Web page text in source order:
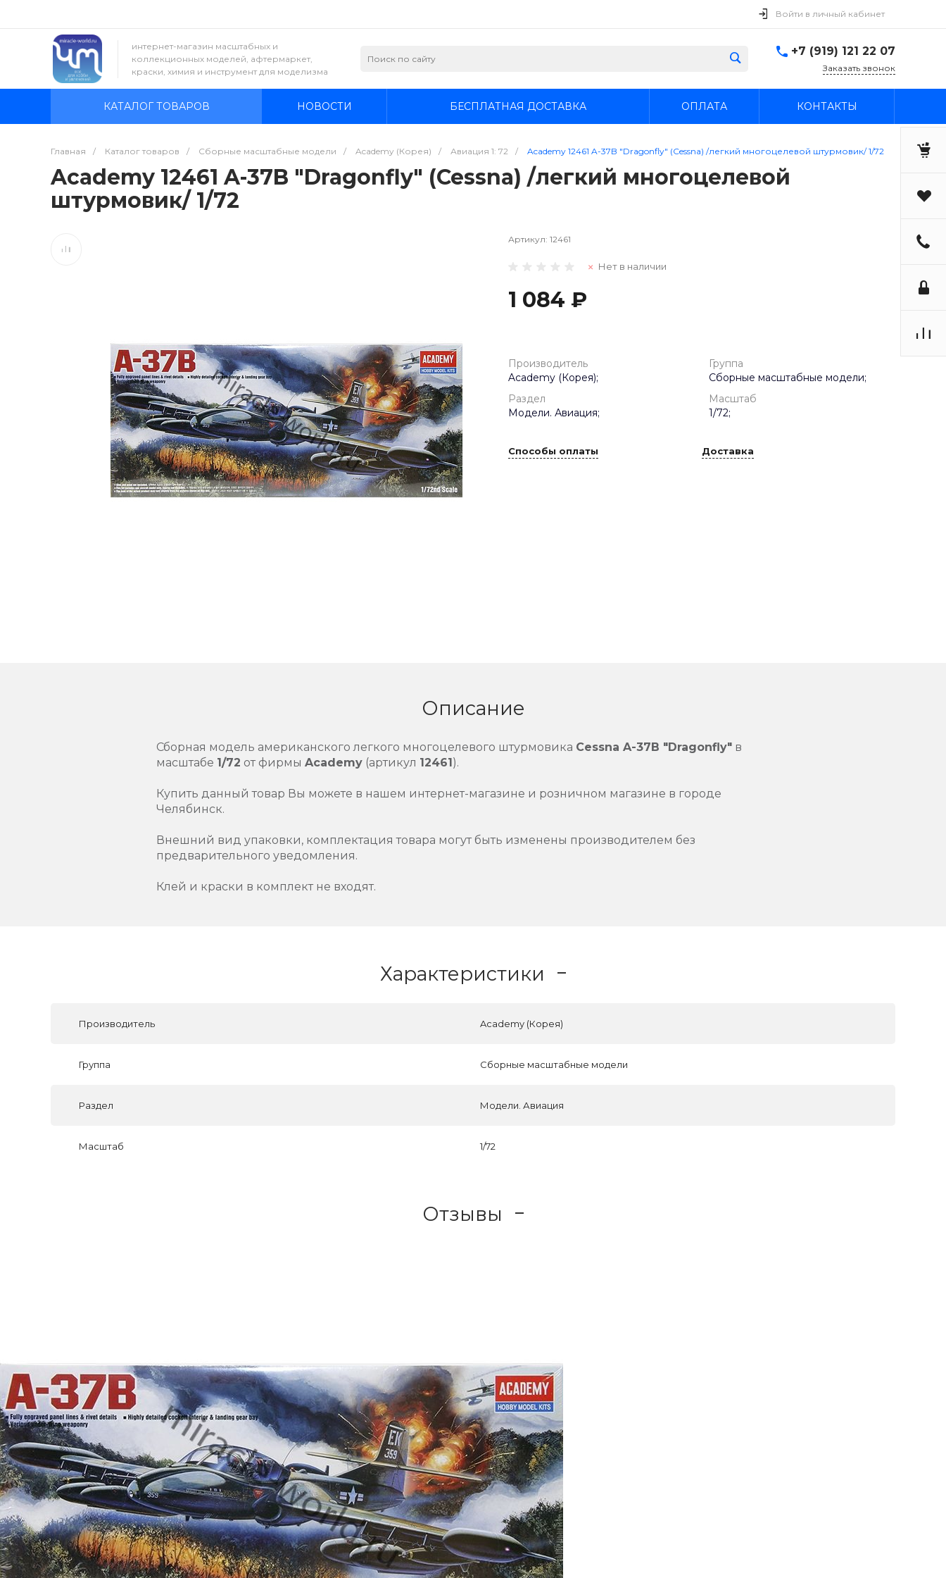
Войти в личный кабинет
интернет-магазин масштабных и
коллекционных моделей, афтермаркет,
краски, химия и инструмент для моделизма
+7 (919) 121 22 07
Заказать звонок
КАТАЛОГ ТОВАРОВ НОВОСТИ БЕСПЛАТНАЯ ДОСТАВКА ОПЛАТА КОНТАКТЫ
Главная / Каталог товаров / Сборные масштабные модели / Academy (Корея) / Авиация 1: 72 / Academy 12461 A-37B "Dragonfly" (Cessna) /легкий многоцелевой штурмовик/ 1/72
Academy 12461 A-37B "Dragonfly" (Cessna) /легкий многоцелевой
штурмовик/ 1/72
Артикул: 12461
Нет в наличии
1 084 ₽
Производитель
Academy (Корея);
Группа
Сборные масштабные модели;
Раздел
Модели. Авиация;
Масштаб
1/72;
Способы оплаты Доставка
Описание
Сборная модель американского легкого многоцелевого штурмовика Cessna A-37B "Dragonfly" в
масштабе 1/72 от фирмы Academy (артикул 12461).
Купить данный товар Вы можете в нашем интернет-магазине и розничном магазине в городе
Челябинск.
Внешний вид упаковки, комплектация товара могут быть изменены производителем без
предварительного уведомления.
Клей и краски в комплект не входят.
Характеристики
Производитель Academy (Корея)
Группа Сборные масштабные модели
Раздел Модели. Авиация
Масштаб 1/72
Отзывы